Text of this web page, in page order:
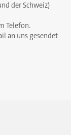
der Schweiz)
Telefon.
an uns gesendet